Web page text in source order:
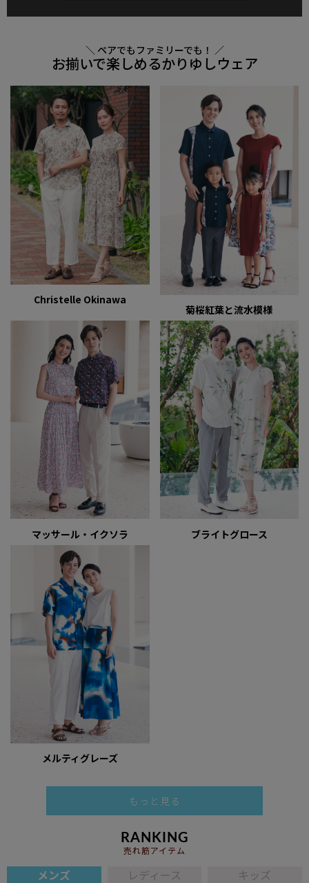
＼ ペアでもファミリーでも！ ／
お揃いで楽しめるかりゆしウェア
Christelle Okinawa
菊桜紅葉と流水模様
マッサール・イクソラ ブライトグロース
メルティグレーズ
もっと見る
RANKING
売れ筋アイテム
メンズ レディース キッズ